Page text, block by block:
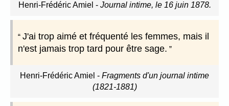
Henri-Frédéric Amiel - Journal intime, le 16 juin 1878.
J'ai trop aimé et fréquenté les femmes, mais il
n'est jamais trop tard pour être sage.
Henri-Frédéric Amiel - Fragments d'un journal intime
(1821-1881)